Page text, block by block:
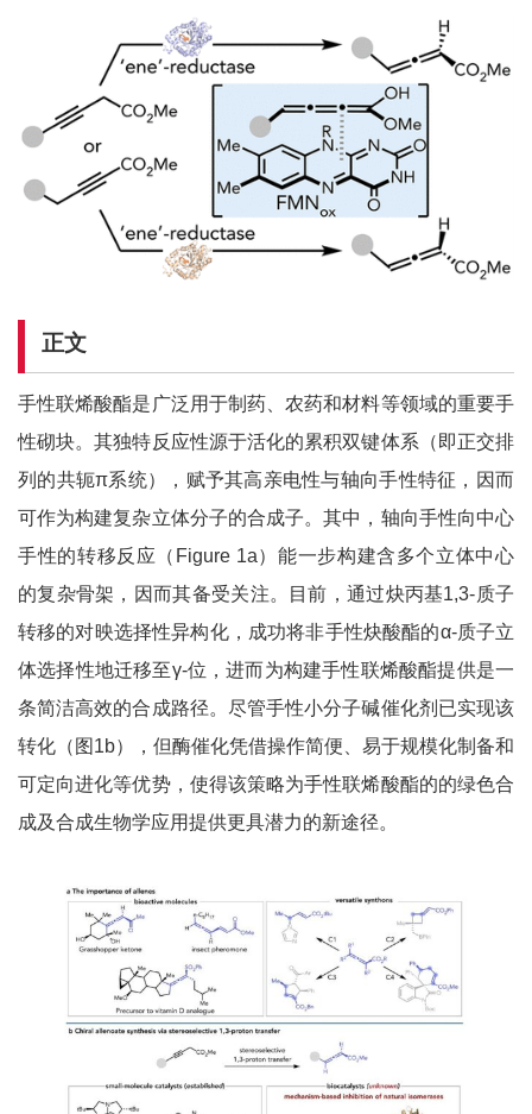
正文
手性联烯酸酯是广泛用于制药、农药和材料等领域的重要手
性砌块。其独特反应性源于活化的累积双键体系（即正交排
列的共轭π系统），赋予其高亲电性与轴向手性特征，因而
可作为构建复杂立体分子的合成子。其中，轴向手性向中心
手性的转移反应（Figure 1a）能一步构建含多个立体中心
的复杂骨架，因而其备受关注。目前，通过炔丙基1,3-质子
转移的对映选择性异构化，成功将非手性炔酸酯的α-质子立
体选择性地迁移至γ-位，进而为构建手性联烯酸酯提供是一
条简洁高效的合成路径。尽管手性小分子碱催化剂已实现该
转化（图1b），但酶催化凭借操作简便、易于规模化制备和
可定向进化等优势，使得该策略为手性联烯酸酯的的绿色合
成及合成生物学应用提供更具潜力的新途径。